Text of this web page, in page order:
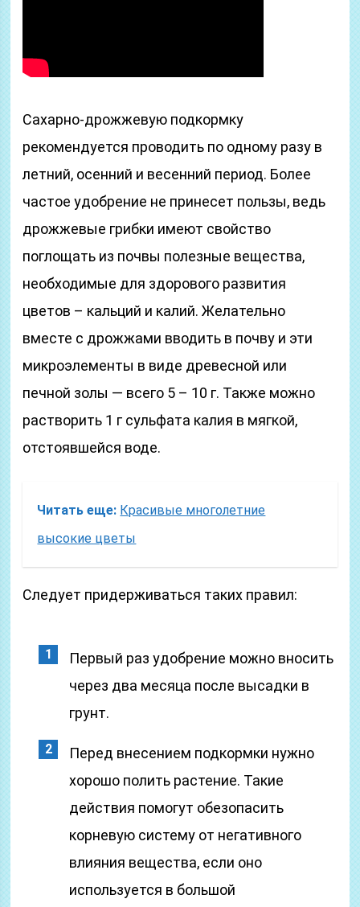
Сахарно-дрожжевую подкормку
рекомендуется проводить по одному разу в
летний, осенний и весенний период. Более
частое удобрение не принесет пользы, ведь
дрожжевые грибки имеют свойство
поглощать из почвы полезные вещества,
необходимые для здорового развития
цветов – кальций и калий. Желательно
вместе с дрожжами вводить в почву и эти
микроэлементы в виде древесной или
печной золы — всего 5 – 10 г. Также можно
растворить 1 г сульфата калия в мягкой,
отстоявшейся воде.
Читать еще: Красивые многолетние
высокие цветы
Следует придерживаться таких правил:
Первый раз удобрение можно вносить
через два месяца после высадки в
грунт.
Перед внесением подкормки нужно
хорошо полить растение. Такие
действия помогут обезопасить
корневую систему от негативного
влияния вещества, если оно
используется в большой